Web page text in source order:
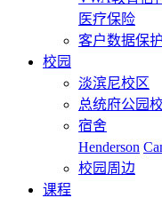
医疗保险
客户数据保
校园
淡滨尼校区
总统府公园
宿舍
Henderson
校园周边
课程